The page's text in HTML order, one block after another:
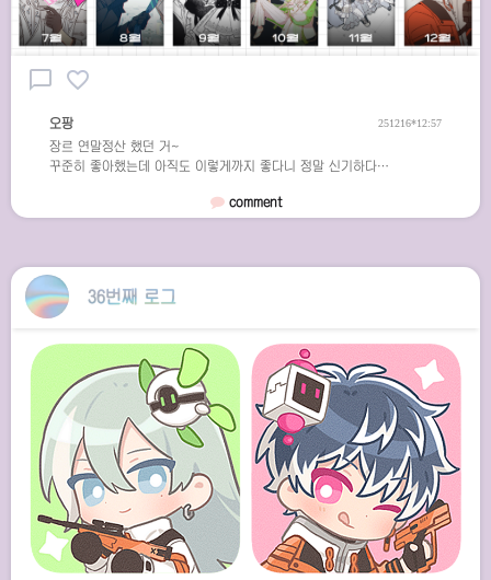
chat_bubble_outline favorite_border
오팡 251216*12:57
장르 연말정산 했던 거~
꾸준히 좋아했는데 아직도 이렇게까지 좋다니 정말 신기하다…
comment
36번째 로그